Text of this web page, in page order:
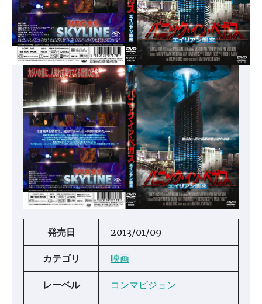
発売日 2013/01/09
カテゴリ 映画
レーベル コンマビジョン